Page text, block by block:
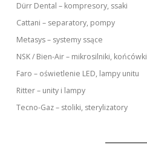
Dürr Dental – kompresory, ssaki
Cattani – separatory, pompy
Metasys – systemy ssące
NSK / Bien-Air – mikrosilniki, końcówki
Faro – oświetlenie LED, lampy unitu
Ritter – unity i lampy
Tecno-Gaz – stoliki, sterylizatory